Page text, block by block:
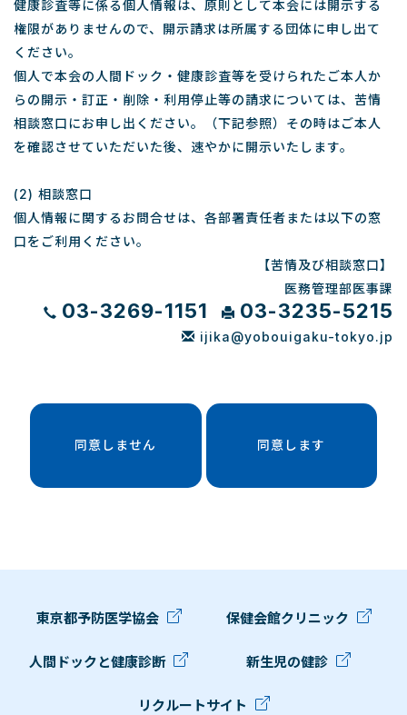
健康診査等に係る個人情報は、原則として本会には開示する
権限がありませんので、開示請求は所属する団体に申し出て
ください。
個人で本会の人間ドック・健康診査等を受けられたご本人か
らの開示・訂正・削除・利用停止等の請求については、苦情
相談窓口にお申し出ください。（下記参照）その時はご本人
を確認させていただいた後、速やかに開示いたします。
(2) 相談窓口
個人情報に関するお問合せは、各部署責任者または以下の窓
口をご利用ください。
【苦情及び相談窓口】
医務管理部医事課
03-3269-1151 03-3235-5215
ijika@yobouigaku-tokyo.jp
同意しません 同意します
東京都予防医学協会 保健会館クリニック
人間ドックと健康診断 新生児の健診
リクルートサイト